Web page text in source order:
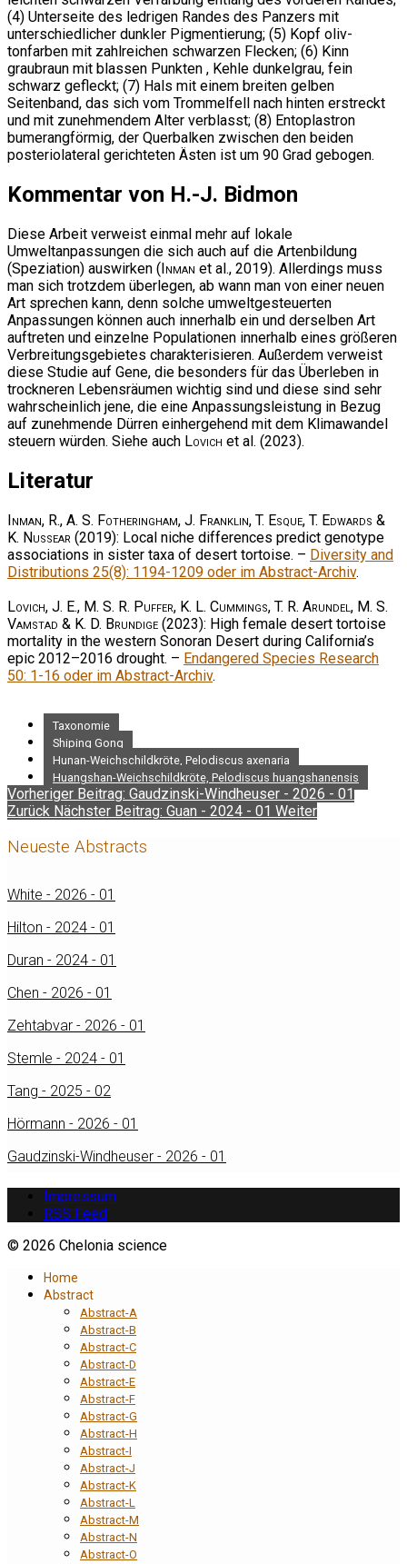
(4) Unterseite des ledrigen Randes des Panzers mit
unterschiedlicher dunkler Pigmentierung; (5) Kopf oliv-
tonfarben mit zahlreichen schwarzen Flecken; (6) Kinn
graubraun mit blassen Punkten , Kehle dunkelgrau, fein
schwarz gefleckt; (7) Hals mit einem breiten gelben
Seitenband, das sich vom Trommelfell nach hinten erstreckt
und mit zunehmendem Alter verblasst; (8) Entoplastron
bumerangförmig, der Querbalken zwischen den beiden
posteriolateral gerichteten Ästen ist um 90 Grad gebogen.
Kommentar von H.-J. Bidmon
Diese Arbeit verweist einmal mehr auf lokale
Umweltanpassungen die sich auch auf die Artenbildung
(Speziation) auswirken (Inman et al., 2019). Allerdings muss
man sich trotzdem überlegen, ab wann man von einer neuen
Art sprechen kann, denn solche umweltgesteuerten
Anpassungen können auch innerhalb ein und derselben Art
auftreten und einzelne Populationen innerhalb eines größeren
Verbreitungsgebietes charakterisieren. Außerdem verweist
diese Studie auf Gene, die besonders für das Überleben in
trockneren Lebensräumen wichtig sind und diese sind sehr
wahrscheinlich jene, die eine Anpassungsleistung in Bezug
auf zunehmende Dürren einhergehend mit dem Klimawandel
steuern würden. Siehe auch Lovich et al. (2023).
Literatur
Inman, R., A. S. Fotheringham, J. Franklin, T. Esque, T. Edwards &
K. Nussear (2019): Local niche differences predict genotype
associations in sister taxa of desert tortoise. – Diversity and
Distributions 25(8): 1194-1209 oder im Abstract-Archiv.
Lovich, J. E., M. S. R. Puffer, K. L. Cummings, T. R. Arundel, M. S.
Vamstad & K. D. Brundige (2023): High female desert tortoise
mortality in the western Sonoran Desert during California’s
epic 2012–2016 drought. – Endangered Species Research
50: 1-16 oder im Abstract-Archiv.
Taxonomie
Shiping Gong
Hunan-Weichschildkröte, Pelodiscus axenaria
Huangshan-Weichschildkröte, Pelodiscus huangshanensis
Vorheriger Beitrag: Gaudzinski-Windheuser - 2026 - 01
Zurück Nächster Beitrag: Guan - 2024 - 01 Weiter
Neueste Abstracts
White - 2026 - 01
Hilton - 2024 - 01
Duran - 2024 - 01
Chen - 2026 - 01
Zehtabvar - 2026 - 01
Stemle - 2024 - 01
Tang - 2025 - 02
Hörmann - 2026 - 01
Gaudzinski-Windheuser - 2026 - 01
Impressum
RSS Feed
© 2026 Chelonia science
Home
Abstract
Abstract-A
Abstract-B
Abstract-C
Abstract-D
Abstract-E
Abstract-F
Abstract-G
Abstract-H
Abstract-I
Abstract-J
Abstract-K
Abstract-L
Abstract-M
Abstract-N
Abstract-O